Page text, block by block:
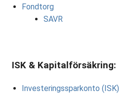
Fondtorg
SAVR
ISK & Kapitalförsäkring:
Investeringssparkonto (ISK)